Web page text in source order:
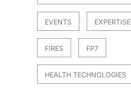
EVENTS EXPERTISE
FIRES FP7
HEALTH TECHNOLOGIES